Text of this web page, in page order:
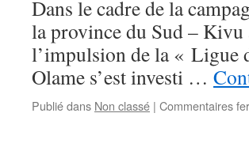
Dans le cadre de la
la province du Sud – Kivu
l’impulsion de la « Ligue
Olame s’est investi …
Publié dans Non classé | Commentaires